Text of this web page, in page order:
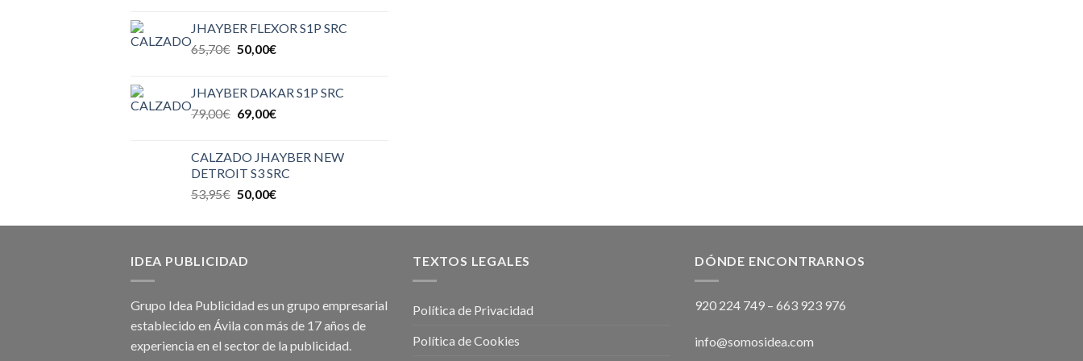
JHAYBER FLEXOR S1P SRC
65,70€ 50,00€
JHAYBER DAKAR S1P SRC
79,00€ 69,00€
CALZADO JHAYBER NEW
DETROIT S3 SRC
53,95€ 50,00€
IDEA PUBLICIDAD
Grupo Idea Publicidad es un grupo empresarial
establecido en Ávila con más de 17 años de
experiencia en el sector de la publicidad.
TEXTOS LEGALES
Política de Privacidad
Política de Cookies
DÓNDE ENCONTRARNOS
920 224 749– 663 923 976
info@somosidea.com